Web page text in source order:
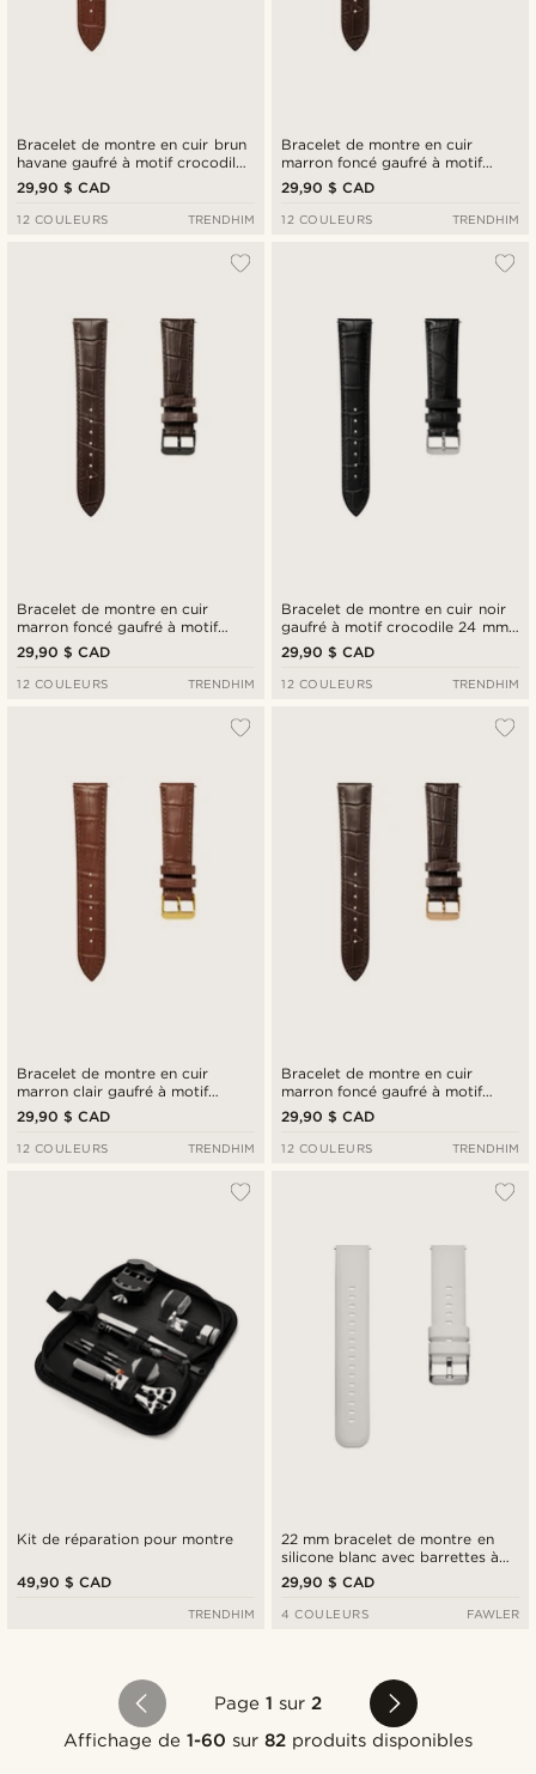
Bracelet de montre en cuir brun
havane gaufré à motif crocodile
24 mm avec boucle argentée -
Attache rapide
29,90 $ CAD
12 COULEURS TRENDHIM
Bracelet de montre en cuir
marron foncé gaufré à motif
crocodile de 24 mm avec boucle
rose gold - Attache rapide
29,90 $ CAD
12 COULEURS TRENDHIM
Bracelet de montre en cuir
marron foncé gaufré à motif
crocodile de 24 mm avec boucle
noire - Attache rapide
29,90 $ CAD
12 COULEURS TRENDHIM
Bracelet de montre en cuir noir
gaufré à motif crocodile 24 mm
avec boucle argentée - Attache
rapide
29,90 $ CAD
12 COULEURS TRENDHIM
Bracelet de montre en cuir
marron clair gaufré à motif
crocodile 21 mm avec boucle
dorée - Attache rapide
29,90 $ CAD
12 COULEURS TRENDHIM
Bracelet de montre en cuir
marron foncé gaufré à motif
crocodile 18 mm avec boucle
rose doré - Attache rapide
29,90 $ CAD
12 COULEURS TRENDHIM
Kit de réparation pour montre
49,90 $ CAD
TRENDHIM
22 mm bracelet de montre en
silicone blanc avec barrettes à
dégagement rapide
29,90 $ CAD
4 COULEURS FAWLER
Page 1 sur2
Affichage de 1-60 sur82 produits disponibles